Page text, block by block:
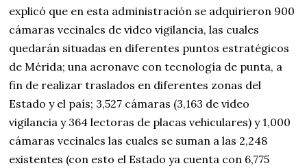
explicó que en esta administración se adquirieron 900
cámaras vecinales de video vigilancia, las cuales
quedarán situadas en diferentes puntos estratégicos
de Mérida; una aeronave con tecnología de punta, a
fin de realizar traslados en diferentes zonas del
Estado y el país; 3,527 cámaras (3,163 de video
vigilancia y 364 lectoras de placas vehiculares) y 1,000
cámaras vecinales las cuales se suman a las 2,248
existentes (con esto el Estado ya cuenta con 6,775